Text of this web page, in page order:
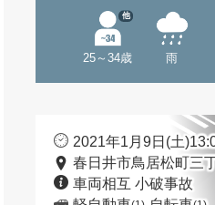
25～34歳
他
雨
2021年1月9日(土
春日井市鳥居松町三
車両相互 小破事故